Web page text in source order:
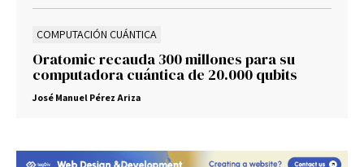
COMPUTACIÓN CUÁNTICA
Oratomic recauda 300 millones para su
computadora cuántica de 20.000 qubits
José Manuel Pérez Ariza